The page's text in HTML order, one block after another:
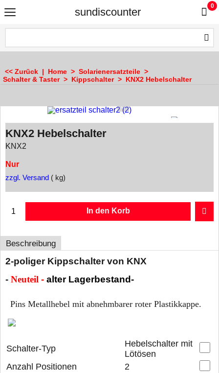
sundiscounter
0
<< Zurück | Home > Solarienersatzteile >
Schalter & Taster> Kippschalter> KNX2 Hebelschalter
KNX2 Hebelschalter
KNX2
Nur
zzgl. Versand kg
In den Korb
Beschreibung
2-poliger Kippschalter von KNX
- Neuteil - alter Lagerbestand-
Pins Metallhebel mit abnehmbarer roter Plastikkappe.
Schalter-Typ
Hebelschalter mit
Lötösen
Anzahl Positionen
2